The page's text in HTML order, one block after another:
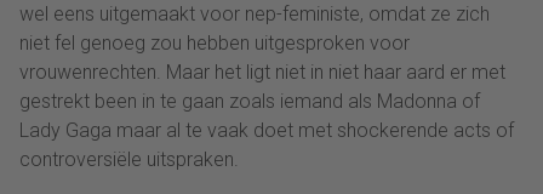
wel eens uitgemaakt voor nep-feministe, omdat ze zich
niet fel genoeg zou hebben uitgesproken voor
vrouwenrechten. Maar het ligt niet in niet haar aard er met
gestrekt been in te gaan zoals iemand als Madonna of
Lady Gaga maar al te vaak doet met shockerende acts of
controversiële uitspraken.